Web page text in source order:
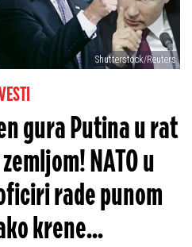
Shutterstock/Reuters
gura Putina u rat
NATO u
rade punom
krene...